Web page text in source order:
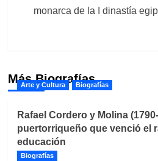
monarca de la I dinastía
Más Biografías
Arte y Cultura Biografías
Rafael Cordero y Molina
puertorriqueño que venció el
educación
Biografías